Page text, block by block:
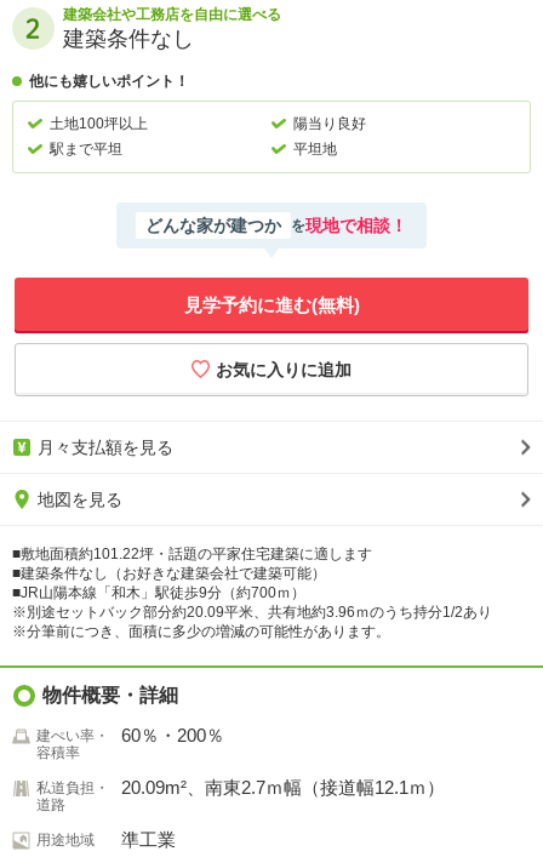
建築会社や工務店を自由に選べる
建築条件なし
他にも嬉しいポイント！
土地100坪以上
陽当り良好
駅まで平坦
平坦地
どんな家が建つか を現地で相談！
見学予約に進む(無料)
月々支払額を見る
地図を見る
■敷地面積約101.22坪・話題の平家住宅建築に適します
■建築条件なし（お好きな建築会社で建築可能）
■JR山陽本線「和木」駅徒歩9分（約700ｍ）
※別途セットバック部分約20.09平米、共有地約3.96ｍのうち持分1/2あり
※分筆前につき、面積に多少の増減の可能性があります。
物件概要・詳細
建ぺい率・
容積率
60％・200％
私道負担・
道路
20.09m²、南東2.7ｍ幅（接道幅12.1ｍ）
用途地域 準工業